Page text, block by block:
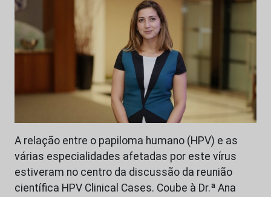
A relação entre o papiloma humano (HPV) e as
várias especialidades afetadas por este vírus
estiveram no centro da discussão da reunião
científica HPV Clinical Cases. Coube à Dr.ª Ana